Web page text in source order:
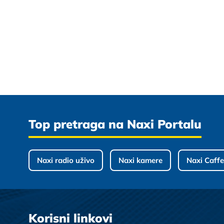
Top pretraga na Naxi Portalu
Naxi radio uživo Naxi kamere Naxi
Korisni linkovi